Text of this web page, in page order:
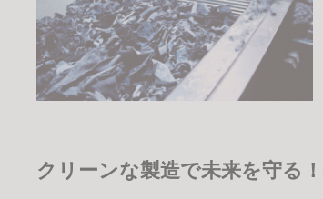
クリーンな製造で未来を守る